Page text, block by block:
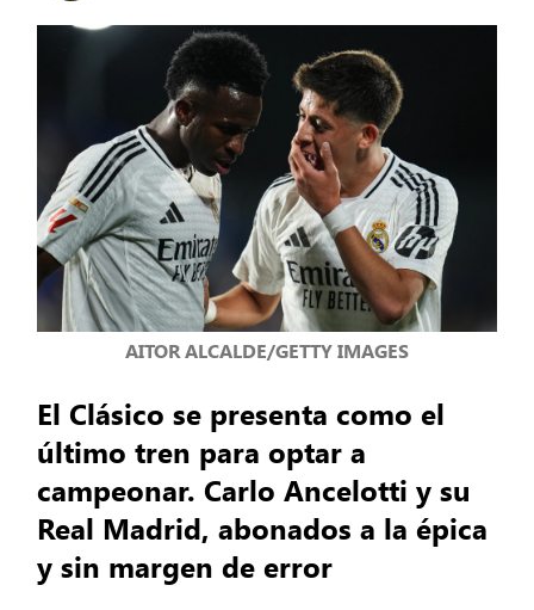
AITOR ALCALDE/GETTY IMAGES
El Clásico se presenta como el
último tren para optar a
campeonar. Carlo Ancelotti y su
Real Madrid, abonados a la épica
y sin margen de error